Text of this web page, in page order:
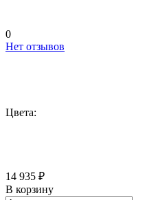
0
Нет отзывов
Цвета:
14 935 ₽
В корзину